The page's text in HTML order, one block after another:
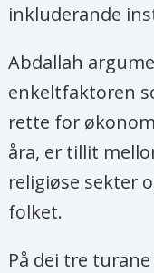
inkluderande
Abdallah
enkeltfaktoren
rette for
åra, er tillit
religiøse sekter
folket.
På dei tre